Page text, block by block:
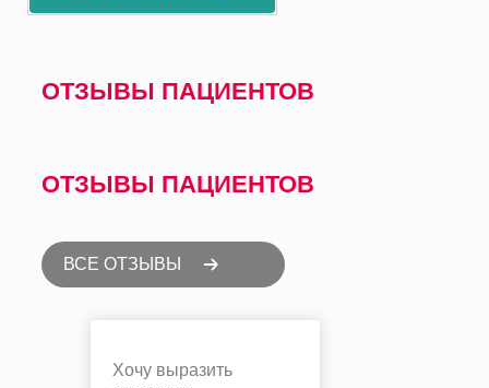
ОТЗЫВЫ ПАЦИЕНТОВ
ОТЗЫВЫ ПАЦИЕНТОВ
ВСЕ ОТЗЫВЫ
Хочу выразить